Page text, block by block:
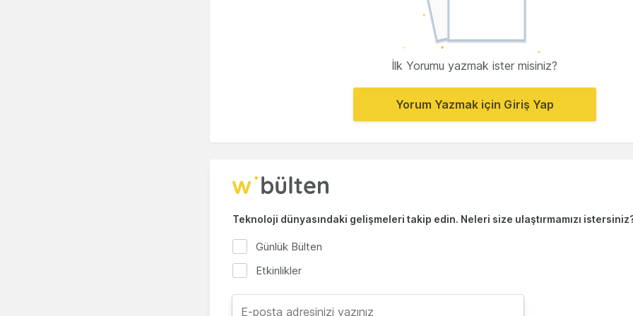
İlk Yorumu yazmak ister misiniz?
Yorum Yazmak için Giriş Yap
Teknoloji dünyasındaki gelişmeleri takip edin. Neleri size ulaştırmamızı
Günlük Bülten
Etkinlikler